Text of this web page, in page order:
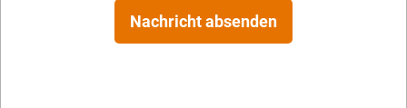
Nachricht absenden